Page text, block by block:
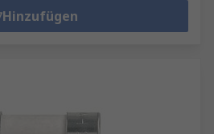
Hinzufügen